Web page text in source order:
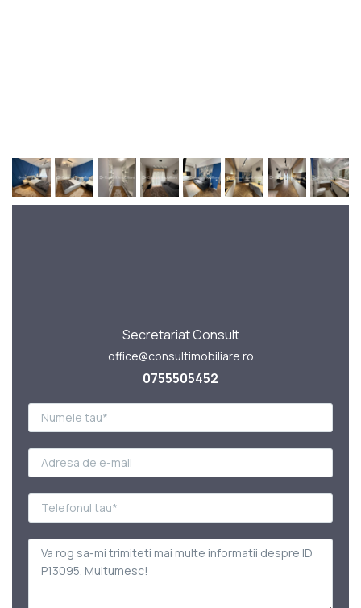
Secretariat Consult
office@consultimobiliare.ro
0755505452